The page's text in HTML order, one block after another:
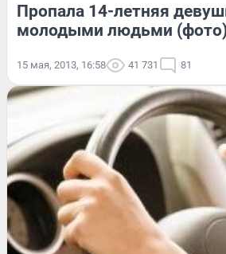
Пропала 14-летняя
молодыми людьми
15 мая, 2013, 16:58 41 731 81